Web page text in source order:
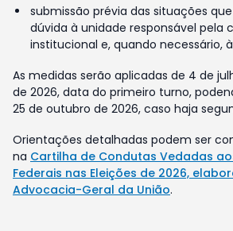
submissão prévia das situações
dúvida à unidade responsável pela
institucional e, quando necessário,
As medidas serão aplicadas de 4 de
de 2026, data do primeiro turno,
25 de outubro de 2026, caso haja
Orientações detalhadas podem ser
na Cartilha de Condutas Vedadas
Federais nas Eleições de 2026,
Advocacia-Geral da União.